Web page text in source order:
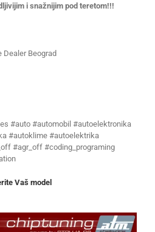
i snažnijim pod teretom!!!
Beograd
#auto #automobil #autoelektronika
#autoklime #autoelektrika
#agr_off #coding_programing
Vaš model